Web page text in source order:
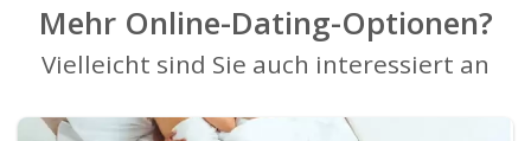
Mehr Online-Dating-Optionen?
Vielleicht sind Sie auch interessiert an